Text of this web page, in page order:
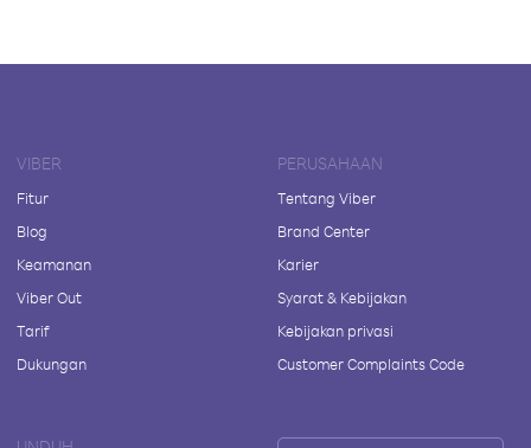
VIBER
Fitur
Blog
Keamanan
Viber Out
Tarif
Dukungan
PERUSAHAAN
Tentang Viber
Brand Center
Karier
Syarat & Kebijakan
Kebijakan privasi
Customer Complaints Code